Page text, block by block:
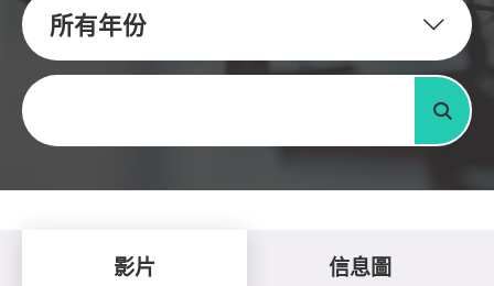
所有年份
關鍵字
搜尋
影片 信息圖